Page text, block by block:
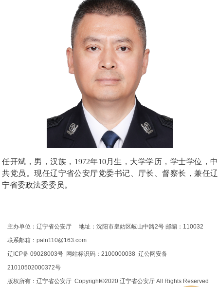
任开斌，男，汉族，1972年10月生，大学学历，学士学位，中
共党员。现任辽宁省公安厅党委书记、厅长、督察长，兼任辽
宁省委政法委委员。
主办单位：辽宁省公安厅 地址：沈阳市皇姑区岐山中路2号 邮编：110032
联系邮箱：paln110@163.com
辽ICP备 09028003号 网站标识码：2100000038 辽公网安备
21010502000372号
版权所有：辽宁省公安厅 Copyright©2020 辽宁省公安厅 All Rights Reserved